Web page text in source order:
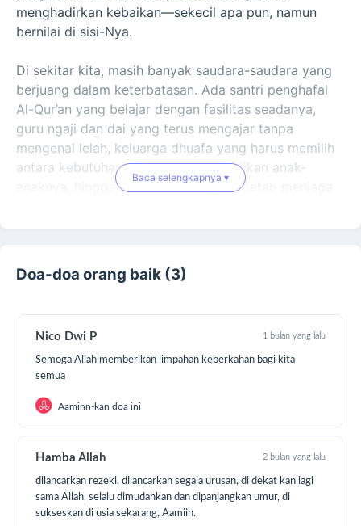
menghadirkan kebaikan—sekecil apa pun, namun
bernilai di sisi-Nya.
Di sekitar kita, masih banyak saudara-saudara yang
berjuang dalam keterbatasan. Ada santri penghafal
Al-Qur’an yang belajar dengan fasilitas seadanya,
guru ngaji dan dai yang terus mengajar tanpa
mengenal lelah, keluarga dhuafa yang harus memilih
antara kebutuhan makan atau pendidikan anak-
anaknya, hingga marbot masjid yang tetap menjaga
terkadang, mereka hanya membutuhkan uluran
tangan agar tetap mampu melanjutkan perjuangan
Berangkat dari semangat itulah, Yayasan Indonesia
Uluran Tangan menghadirkan program:
Gerakan S3 – Sedekah Seribu Sehari
Sebuah gerakan sedekah rutin dengan konsep
sederhana namun penuh makna. Melalui kebiasaan
menyisihkan Rp1.000 sehari, kita diajak untuk
menghadirkan manfaat yang terus mengalir bagi
banyak saudara yang membutuhkan.
Baca selengkapnya ▾
Doa-doa orang baik (3)
Nico Dwi P 1 bulan yang lalu
Semoga Allah memberikan limpahan keberkahan bagi kita
semua
Aaminn-kan doa ini
Hamba Allah 2 bulan yang lalu
dilancarkan rezeki, dilancarkan segala urusan, di dekat kan lagi
sama Allah, selalu dimudahkan dan dipanjangkan umur, di
sukseskan di usia sekarang, Aamiin.